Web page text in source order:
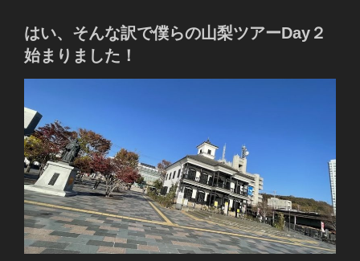
はい、そんな訳で僕らの山梨ツアーDay２
始まりました！